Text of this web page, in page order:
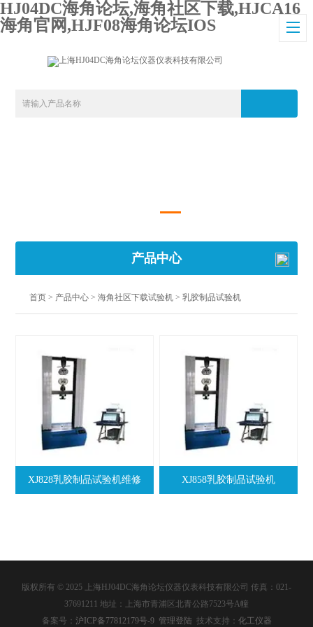
HJ04DC海角论坛,海角社区下载,HJCA16
海角官网,HJF08海角论坛IOS
产品中心
首页 > 产品中心 >海角社区下载试验机 >乳胶制品试验机
XJ828乳胶制品试验机维修 XJ858乳胶制品试验机
版权所有 © 2025 上海HJ04DC海角论坛仪器仪表科技有限公司 传真：021-
37691211 地址：上海市青浦区北青公路7523号A幢
备案号： 沪ICP备77812179号-9 管理登陆 技术支持： 化工仪器